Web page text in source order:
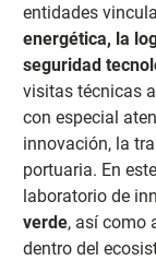
entidades
energética, la
seguridad
visitas técnicas
con especial
innovación, la
portuaria. En
laboratorio de
verde, así como
dentro del